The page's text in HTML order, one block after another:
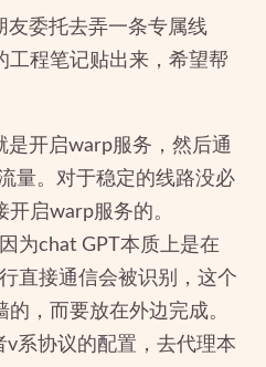
友委托去弄一条专属线
工程笔记贴出来，希望帮
是开启warp服务，然后通
量。对于稳定的线路没必
启warp服务的。
为chat GPT本质上是在
直接通信会被识别，这个
，而要放在外边完成。
系协议的配置，去代理本